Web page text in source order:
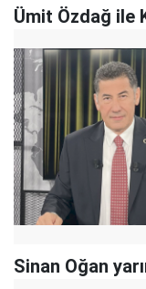
Ümit Özdağ ile
Sinan Oğan